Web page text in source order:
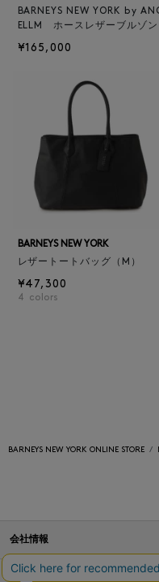
BARNEYS NEW YORK by
ELLM ホースレザーブルゾン
¥165,000
BARNEYS NEW YORK
レザートートバッグ（M）
¥47,300
4 colors
BARNEYS NEW YORK ONLINE STORE
会社情報
オンラインストアショッピングガ